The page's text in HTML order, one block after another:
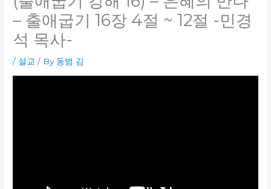
– 출애굽기 16장 4절 ~ 12절 -민경
석 목사-
/설교 / By 동범 김